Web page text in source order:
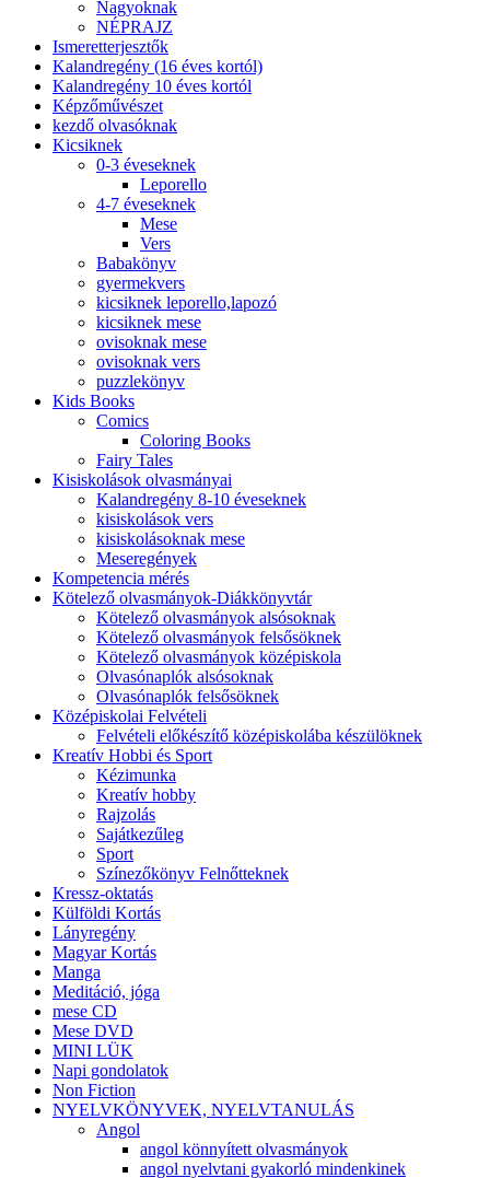
Nagyoknak
NÉPRAJZ
Ismeretterjesztők
Kalandregény (16 éves kortól)
Kalandregény 10 éves kortól
Képzőművészet
kezdő olvasóknak
Kicsiknek
0-3 éveseknek
Leporello
4-7 éveseknek
Mese
Vers
Babakönyv
gyermekvers
kicsiknek leporello,lapozó
kicsiknek mese
ovisoknak mese
ovisoknak vers
puzzlekönyv
Kids Books
Comics
Coloring Books
Fairy Tales
Kisiskolások olvasmányai
Kalandregény 8-10 éveseknek
kisiskolások vers
kisiskolásoknak mese
Meseregények
Kompetencia mérés
Kötelező olvasmányok-Diákkönyvtár
Kötelező olvasmányok alsósoknak
Kötelező olvasmányok felsősöknek
Kötelező olvasmányok középiskola
Olvasónaplók alsósoknak
Olvasónaplók felsősöknek
Középiskolai Felvételi
Felvételi előkészítő középiskolába készülöknek
Kreatív Hobbi és Sport
Kézimunka
Kreatív hobby
Rajzolás
Sajátkezűleg
Sport
Színezőkönyv Felnőtteknek
Kressz-oktatás
Külföldi Kortás
Lányregény
Magyar Kortás
Manga
Meditáció, jóga
mese CD
Mese DVD
MINI LÜK
Napi gondolatok
Non Fiction
NYELVKÖNYVEK, NYELVTANULÁS
Angol
angol könnyített olvasmányok
angol nyelvtani gyakorló mindenkinek